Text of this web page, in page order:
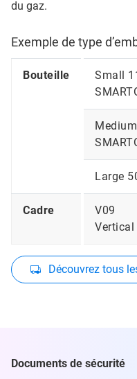
du gaz.
Exemple de type
Bouteille
Small
Large
Cadre
V09
Vertical
Découvrez tous
Documents de sécurité